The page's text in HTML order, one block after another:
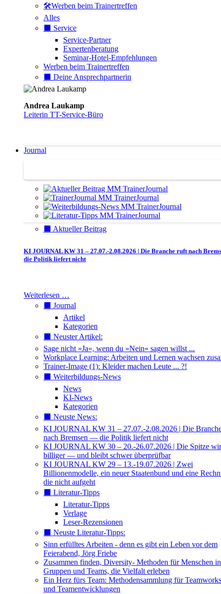
🛠️Werben beim Trainertreffen
Alles
⬛️ Service
Service-Partner
Expertenberatung
Seminar-Hotel-Empfehlungen
Werben beim Trainertreffen
⬛️ Deine Ansprechpartnerin
Andrea Laukamp
Leiterin TT-Service-Büro
Journal
⬛️ Aktueller Beitrag
KI JOURNAL KW 31 – 27.07.-2.08.2026 | Die Branche ruft nach
die Politik liefert nicht
Weiterlesen …
⬛️ Journal
Artikel
Kategorien
⬛️ Neuster Artikel:
Sage nicht »Ja«, wenn du »Nein« sagen willst ...
Workplace Learning: Arbeiten und Lernen wachsen
Trainer-Image (1): Kleider machen Leute ... ?!
⬛️ Weiterbildungs-News
News
KI-News
Kategorien
⬛️ Neuste News:
KI JOURNAL KW 31 – 27.07.-2.08.2026 | Die
nach Bremsen — die Politik liefert nicht
KI JOURNAL KW 30 – 20.-26.07.2026 | Die Spitze
billiger — und bleibt schwer überprüfbar
KI JOURNAL KW 29 – 13.-19.07.2026 | Zwei
Billionenmodelle, ein neuer Staatenbund und eine
die nicht aufgeht
⬛️ Literatur-Tipps
Literatur-Tipps
Verlage
Leser-Rezensionen
⬛️ Neuste Literatur-Tipps:
Sinn erfülltes Arbeiten - denn es gibt ein Leben vor dem
Feierabend, Jörg Friebe
Zusammen finden, Diversity- Methoden für Menschen in
Gruppen und Teams, die Vielfalt erleben
Ein Herz fürs Team: Methodensammlung für
und Teamentwicklungen